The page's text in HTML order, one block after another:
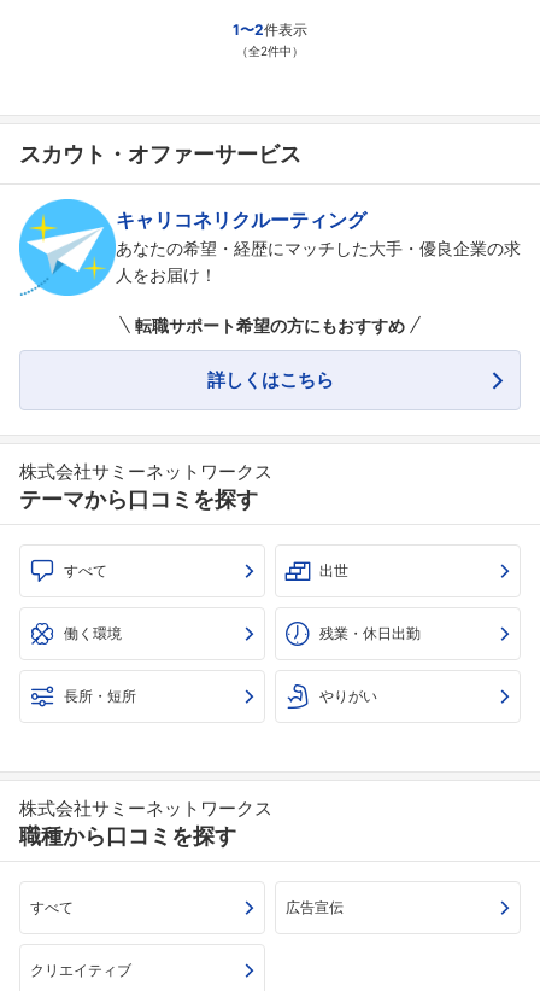
1〜2件表示
（全2件中）
スカウト・オファーサービス
キャリコネリクルーティング
あなたの希望・経歴にマッチした大手・優良企業の求
人をお届け！
転職サポート希望の方にもおすすめ
詳しくはこちら
株式会社サミーネットワークス
テーマから口コミを探す
すべて 出世
働く環境 残業・休日出勤
長所・短所 やりがい
株式会社サミーネットワークス
職種から口コミを探す
すべて 広告宣伝
クリエイティブ